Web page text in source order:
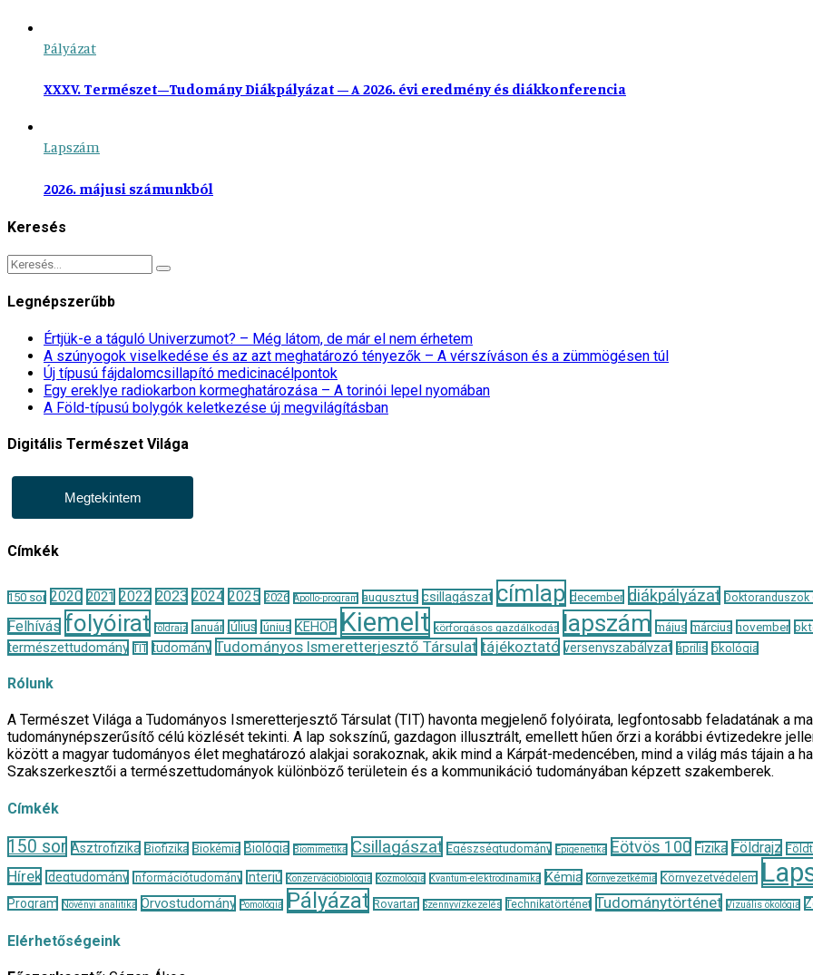
Pályázat
XXXV. Természet–Tudomány Diákpályázat – A 2026. évi eredmény és diákkonferencia
Lapszám
2026. májusi számunkból
Keresés
Legnépszerűbb
Értjük-e a táguló Univerzumot? – Még látom, de már el nem érhetem
A szúnyogok viselkedése és az azt meghatározó tényezők – A vérszíváson és a zümmögésen túl
Új típusú fájdalomcsillapító medicinacélpontok
Egy ereklye radiokarbon kormeghatározása – A torinói lepel nyomában
A Föld-típusú bolygók keletkezése új megvilágításban
Digitális Természet Világa
Megtekintem
Címkék
150 sor 2020 2021 2022 2023 2024 2025 2026 Apollo-program augusztus csillagászat címlap december diákpályázat Doktoranduszok
Felhívás folyóirat földrajz január július június KEHOP Kiemelt körforgásos gazdálkodás lapszám május március november
természettudomány TIT tudomány Tudományos Ismeretterjesztő Társulat tájékoztató versenyszabályzat április ökológia
Rólunk
A Természet Világa a Tudományos Ismeretterjesztő Társulat (TIT) havonta megjelenő folyóirata, legfontosabb feladatának a
tudománynépszerűsítő célú közlését tekinti. A lap sokszínű, gazdagon illusztrált, emellett hűen őrzi a korábbi évtizedekre
között a magyar tudományos élet meghatározó alakjai sorakoznak, akik mind a Kárpát-medencében, mind a világ más tájain
Szakszerkesztői a természettudományok különböző területein és a kommunikáció tudományában képzett szakemberek.
Címkék
150 sor Asztrofizika Biofizika Biokémia Biológia Biomimetika Csillagászat Egészségtudomány Epigenetika Eötvös 100 Fizika Földrajz
Hírek Idegtudomány Információtudomány Interjú Konzervációbiológia Kozmológia Kvantum-elektrodinamika Kémia Környezetkémia Környezetvédelem
Program
Növényi analitika Orvostudomány Pomológia Pályázat Rovartan Szennyvízkezelés Technikatörténet Tudománytörténet Vizuális ökológia
Elérhetőségeink